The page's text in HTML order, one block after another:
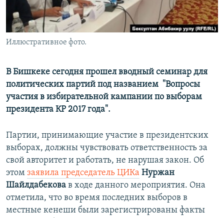
Иллюстративное фото.
В Бишкеке сегодня прошел вводный семинар для
политических партий под названием "Вопросы
участия в избирательной кампании по выборам
президента КР 2017 года".
Партии, принимающие участие в президентских
выборах, должны чувствовать ответственность за
свой авторитет и работать, не нарушая закон. Об
этом заявила председатель ЦИКа Нуржан
Шайлдабекова в ходе данного мероприятия. Она
отметила, что во время последних выборов в
местные кенеши были зарегистрированы факты